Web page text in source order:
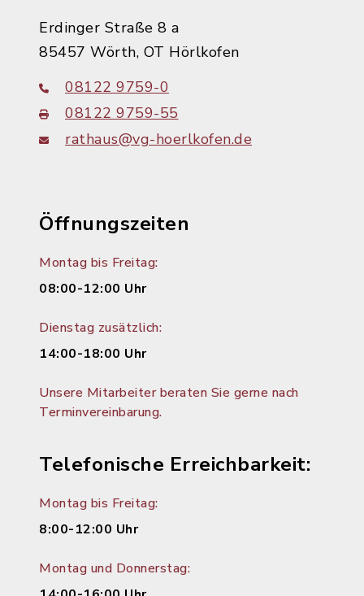
Erdinger Straße 8 a
85457 Wörth, OT Hörlkofen
08122 9759-0
08122 9759-55
rathaus@vg-hoerlkofen.de
Öffnungszeiten
Montag bis Freitag:
08:00-12:00 Uhr
Dienstag zusätzlich:
14:00-18:00 Uhr
Unsere Mitarbeiter beraten Sie gerne nach
Terminvereinbarung.
Telefonische Erreichbarkeit:
Montag bis Freitag:
8:00-12:00 Uhr
Montag und Donnerstag: